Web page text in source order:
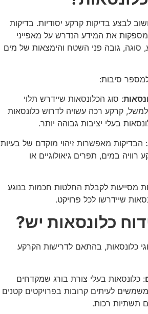
לבצע בדיקות קרקע יסודיות. בדיקות
את המידע הנדרש על מאפייני
סוגה, גובה פני השטח והימצאות של מים
סיבות:
: סוג הכלונסאות שיידרש תלוי
קרקע רכה עשויה לדרוש כלונסאות
בעלי יציבות גבוהה יותר.
: הבדיקות מאפשרות זיהוי מוקדם של בעיות
רוויה במים, תפרים גיאולוגיים או
מסייעות לקבלת החלטות חכמות בנוגע
שיידרשו לכל פרויקט.
כלונסאות יש?
כלונסאות, בהתאם לדרישות הקרקע
: כלונסאות בעלי צורת בורג שמקדחים
לעיתים קרובות בפרויקטים קטנים
תשתיות רכות.